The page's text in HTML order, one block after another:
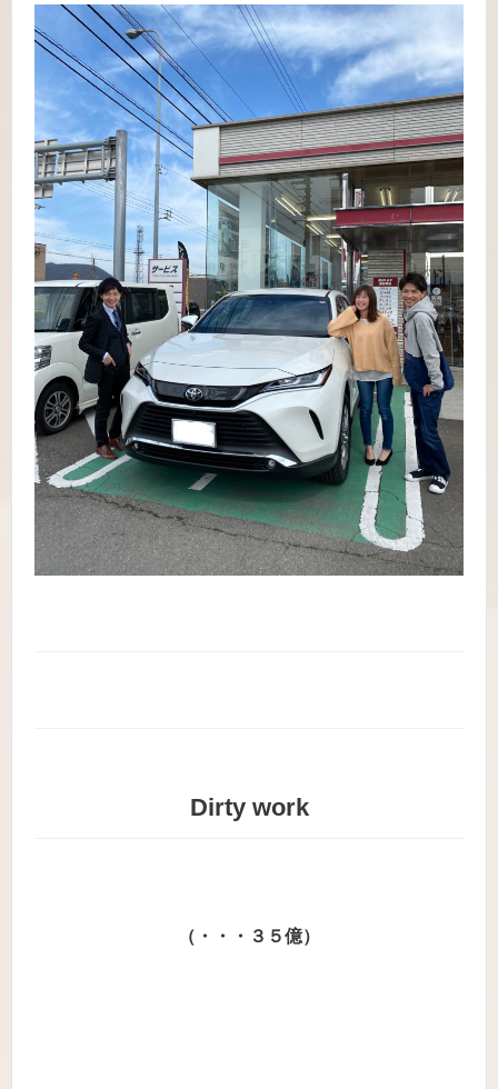
Dirty work
（・・・３５億）